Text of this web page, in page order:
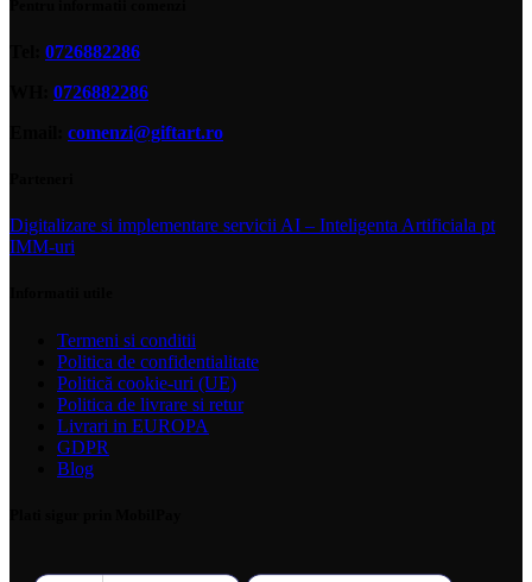
0726882286
0726882286
comenzi@giftart.ro
Digitalizare si implementare servicii AI – Inteligenta Artificiala pt
IMM-uri
Termeni si conditii
Politica de confidentialitate
Politică cookie-uri (UE)
Politica de livrare si retur
Livrari in EUROPA
GDPR
Blog